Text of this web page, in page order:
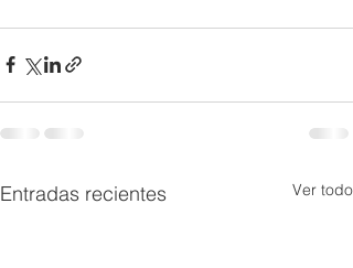
Entradas recientes Ver todo